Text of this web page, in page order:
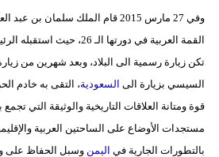
وفي 27 مارس 2015 قام الملك سلمان
القمة العربية في دورتها الـ
تكن زيارة رسمية الى البلاد، وبعد شهرين من
السيسي بزيارة الى السعودية، التقى به خادم
قوة ومتانة العلاقات التاريخية والوثيقة التي
مستجدات الأوضاع على الساحتين العربية
بالتطورات الجارية في اليمن وسبل الحفاظ على